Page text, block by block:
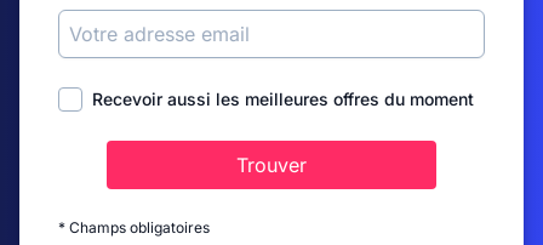
Recevoir aussi les meilleures offres du moment
Trouver
* Champs obligatoires